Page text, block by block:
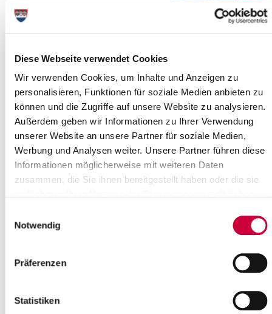
Diese Webseite verwendet Cookies
Wir verwenden Cookies, um Inhalte und Anzeigen zu
personalisieren, Funktionen für soziale Medien anbieten zu
können und die Zugriffe auf unsere Website zu analysieren.
Außerdem geben wir Informationen zu Ihrer Verwendung
unserer Website an unsere Partner für soziale Medien,
Werbung und Analysen weiter. Unsere Partner führen diese
Informationen möglicherweise mit weiteren Daten
zusammen, die Sie ihnen bereitgestellt haben oder die sie
Notwendig
Präferenzen
Statistiken
Brokdorf, St. Margarethen und dem
Servicestelle nicht besetzt
13.04.22: Es geht nicht anders:
Krankheitsbedingt ist die spezielle
Führerscheinpflichtumtausch im
Weiterlesen
Elbing und Steinburg: Symbol für die
schon ins Auge – zumal, wenn er